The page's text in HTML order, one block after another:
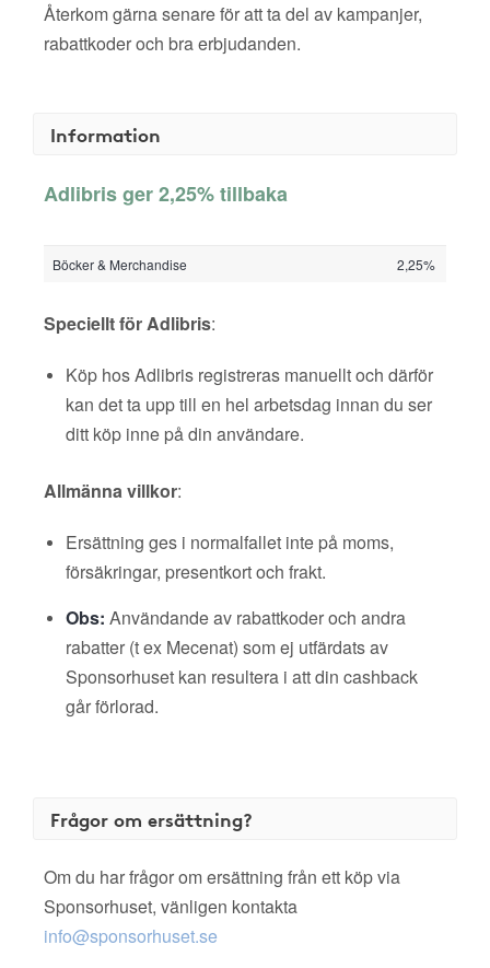
Återkom gärna senare för att ta del av kampanjer,
rabattkoder och bra erbjudanden.
Information
Adlibris ger 2,25% tillbaka
Böcker & Merchandise 2,25%
Speciellt för Adlibris:
Köp hos Adlibris registreras manuellt och därför
kan det ta upp till en hel arbetsdag innan du ser
ditt köp inne på din användare.
Allmänna villkor:
Ersättning ges i normalfallet inte på moms,
försäkringar, presentkort och frakt.
Obs: Användande av rabattkoder och andra
rabatter (t ex Mecenat) som ej utfärdats av
Sponsorhuset kan resultera i att din cashback
går förlorad.
Frågor om ersättning?
Om du har frågor om ersättning från ett köp via
Sponsorhuset, vänligen kontakta
info@sponsorhuset.se